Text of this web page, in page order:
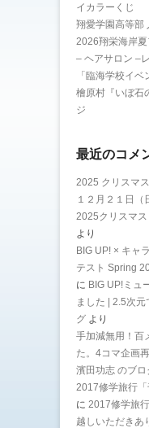
イカラーくじ
翔愛学園高等部
2026翔栄海岸
– ヘアサロン –
「臨海学校イ
檜原村『いぼ石
ジ
最近のコメ
2025 クリスマ
１２月２１日（
2025クリスマ
より
BIG UP! × キャ
テスト Spring
に BIG UP!ミュ
ました | 2.5次
グ より
手加減無用！百
た。4コマ企画
濱田功志 のブロ
2017修学旅行
に 2017修学旅
越しいただきあ